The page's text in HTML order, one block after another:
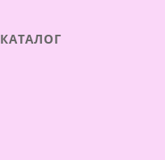
КАТАЛОГ